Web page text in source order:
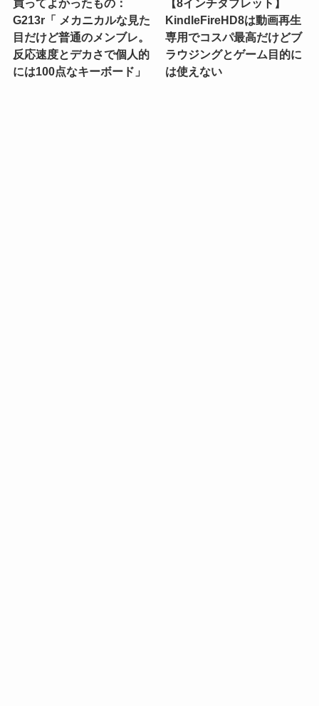
買ってよかったもの：
G213r「 メカニカルな見た
目だけど普通のメンブレ。
反応速度とデカさで個人的
には100点なキーボード」
【8インチタブレット】
KindleFireHD8は動画再生
専用でコスパ最高だけどブ
ラウジングとゲーム目的に
は使えない